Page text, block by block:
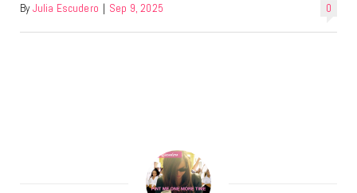
0
By Julia Escudero | Sep 9, 2025